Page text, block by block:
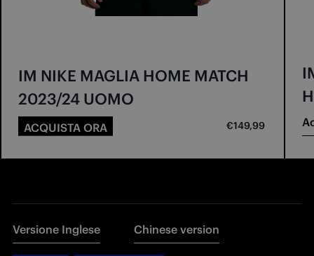
IM NIKE MAGLIA HOME MATCH
2023/24 UOMO
ACQUISTA ORA €149,99
Versione Inglese Chinese version